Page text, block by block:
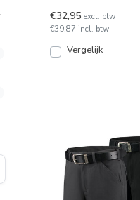
€32,95 excl. btw
€39,87 incl. btw
Vergelijk